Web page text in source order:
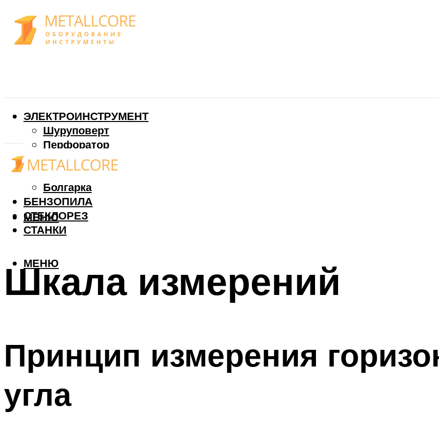
ЭЛЕКТРОИНСТРУМЕНТ
Шуруповерт
Перфоратор
Дрель
Фрезер
Болгарка
БЕНЗОПИЛА
СТЕКЛОРЕЗ
СТАНКИ
МЕНЮ
МЕНЮ
Шкала измерений
Принцип измерения
угла